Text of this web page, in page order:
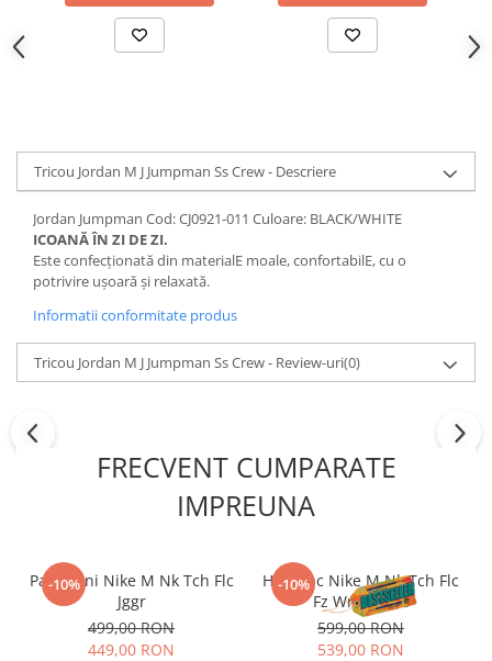
Tricou Jordan M J Jumpman Ss Crew - Descriere
Jordan Jumpman Cod: CJ0921-011 Culoare: BLACK/WHITE
ICOANĂ ÎN ZI DE ZI.
Este confecționată din materialE moale, confortabilE, cu o
potrivire ușoară și relaxată.
Informatii conformitate produs
Tricou Jordan M J Jumpman Ss Crew - Review-uri(0)
FRECVENT CUMPARATE
IMPREUNA
-10%
Pantaloni Nike M Nk Tch Flc
Jggr
499,00 RON
449,00 RON
-10%
Hanorac Nike M Nk Tch Flc
Fz Wr Hoodie
599,00 RON
539,00 RON